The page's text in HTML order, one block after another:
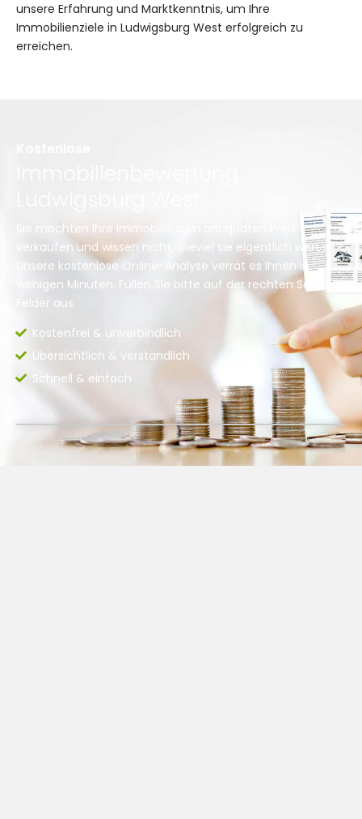
unsere Erfahrung und Marktkenntnis, um Ihre
Immobilienziele in Ludwigsburg West erfolgreich zu
erreichen.
Sie möchten Ihre Immobilie zum adäquaten Preis
verkaufen und wissen nicht, wieviel sie eigentlich wert ist?
Unsere kostenlose Online-Analyse verrät es Ihnen in
wenigen Minuten. Füllen Sie bitte auf der rechten Seite die
Felder aus.
Kostenfrei & unverbindlich
Übersichtlich & verständlich
Schnell & einfach